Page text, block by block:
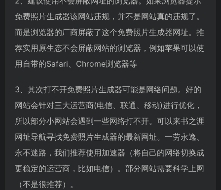
免费照片生成器该网站违规，并不是网站真的违规了。
而是浏览器的厂商屏蔽了这个免费照片生成器网址。推
荐实用原生态不会屏蔽网站的浏览器，例如苹果可以使
用自带的Safari、Chrome浏览器等
3、其次打不开免费照片生成器可能是网络问题。好的
网站会针对三大运营商(电信、联通、移动)进行优化，
所以部分小网站会遇到一些网络打不开。可以来书之涯
网址导航寻找免费照片生成器的最新网址。一劳永逸、
永不迷路，我们推荐使用加速器（将自己的网络切换成
更稳定的运营商，比如电信）。部分网站需要科学上网
（不是很推荐）。